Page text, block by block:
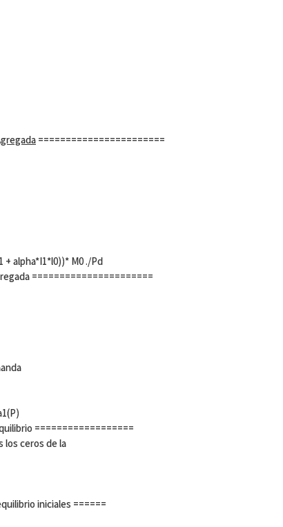
=======================
+ alpha*I1*l0))* M0 ./Pd
======================
==================
los ceros de la
iniciales ======